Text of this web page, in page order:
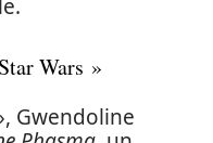
Wars »
Gwendoline